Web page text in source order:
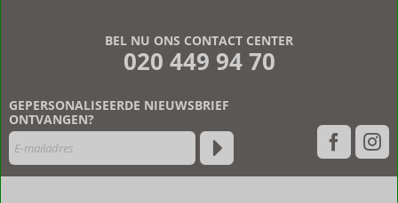
van het
strand met
prachtig
panoramisch
BEL NU ONS CONTACT CENTER
020 449 94 70
GEPERSONALISEERDE NIEUWSBRIEF
ONTVANGEN?